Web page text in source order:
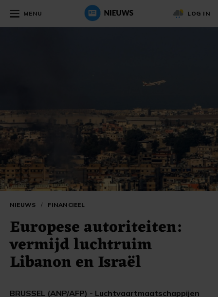
MENU LOG IN
NIEUWS / FINANCIEEL
Europese autoriteiten:
vermijd luchtruim
Libanon en Israël
BRUSSEL (ANP/AFP) - Luchtvaartmaatschappijen